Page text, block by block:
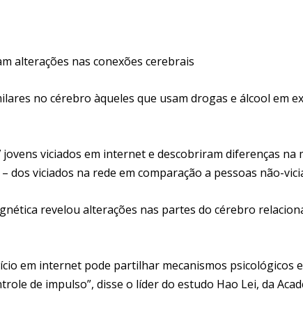
alterações nas conexões cerebrais
no cérebro àqueles que usam drogas e álcool em
viciados em internet e descobriram diferenças na
viciados na rede em comparação a pessoas não-
revelou alterações nas partes do cérebro
em internet pode partilhar mecanismos psicológicos
de impulso”, disse o líder do estudo Hao Lei, da